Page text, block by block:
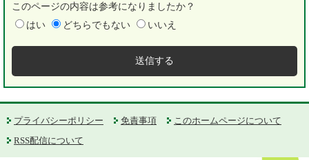
このページの内容は参考になりましたか？
はい
どちらでもない いいえ
プライバシーポリシー 免責事項
このホームページについて
RSS配信について